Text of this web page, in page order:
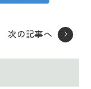
次の記事へ